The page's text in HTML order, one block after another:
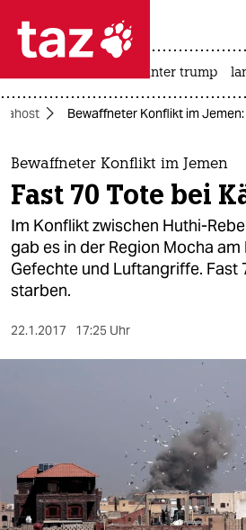
 taz zahl ich
taz zahl ich
themen
politik
öko
gesellschaft
kultur
sport
nord
wahrheit
usa unter trump
Bewaffneter Konflikt im
Bewaffneter Konflikt im Jemen
Fast 70 Tote bei
Im Konflikt zwischen Huthi-
gab es in der Region Mocha am
Gefechte und Luftangriffe. Fast
starben.
22.1.2017 17:25 Uhr